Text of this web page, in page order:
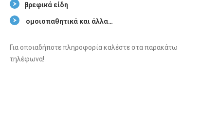
βρεφικά είδη
ομοιοπαθητικά και άλλα…
Για οποιαδήποτε πληροφορία καλέστε στα παρακάτω
τηλέφωνα!